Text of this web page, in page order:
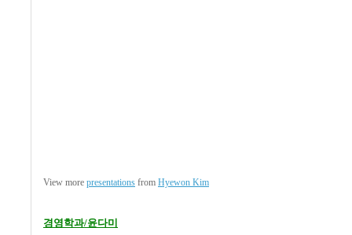
View more presentations from Hyewon Kim
경영학과/윤다미